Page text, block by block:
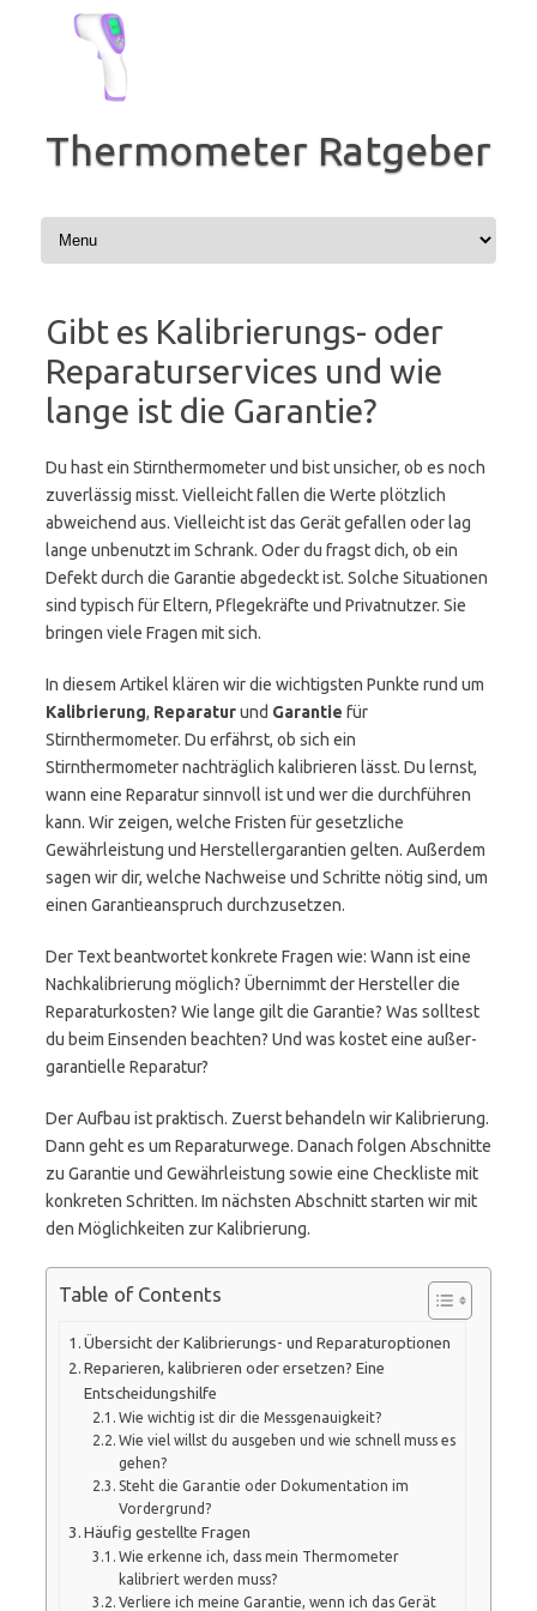
springen
Thermometer Ratgeber
Gibt es Kalibrierungs- oder
Reparaturservices und wie
lange ist die Garantie?
Du hast ein Stirnthermometer und bist unsicher, ob es noch
zuverlässig misst. Vielleicht fallen die Werte plötzlich
abweichend aus. Vielleicht ist das Gerät gefallen oder lag
lange unbenutzt im Schrank. Oder du fragst dich, ob ein
Defekt durch die Garantie abgedeckt ist. Solche Situationen
sind typisch für Eltern, Pflegekräfte und Privatnutzer. Sie
bringen viele Fragen mit sich.
In diesem Artikel klären wir die wichtigsten Punkte rund um
Kalibrierung, Reparaturund Garantie für
Stirnthermometer. Du erfährst, ob sich ein
Stirnthermometer nachträglich kalibrieren lässt. Du lernst,
wann eine Reparatur sinnvoll ist und wer die durchführen
kann. Wir zeigen, welche Fristen für gesetzliche
Gewährleistung und Herstellergarantien gelten. Außerdem
sagen wir dir, welche Nachweise und Schritte nötig sind, um
einen Garantieanspruch durchzusetzen.
Der Text beantwortet konkrete Fragen wie: Wann ist eine
Nachkalibrierung möglich? Übernimmt der Hersteller die
Reparaturkosten? Wie lange gilt die Garantie? Was solltest
du beim Einsenden beachten? Und was kostet eine außer­
garantielle Reparatur?
Der Aufbau ist praktisch. Zuerst behandeln wir Kalibrierung.
Dann geht es um Reparaturwege. Danach folgen Abschnitte
zu Garantie und Gewährleistung sowie eine Checkliste mit
konkreten Schritten. Im nächsten Abschnitt starten wir mit
den Möglichkeiten zur Kalibrierung.
Table of Contents
Übersicht der Kalibrierungs- und Reparaturoptionen
Reparieren, kalibrieren oder ersetzen? Eine
Entscheidungshilfe
Wie wichtig ist dir die Messgenauigkeit?
Wie viel willst du ausgeben und wie schnell muss es
gehen?
Steht die Garantie oder Dokumentation im
Vordergrund?
Häufig gestellte Fragen
Wie erkenne ich, dass mein Thermometer
kalibriert werden muss?
Verliere ich meine Garantie, wenn ich das Gerät